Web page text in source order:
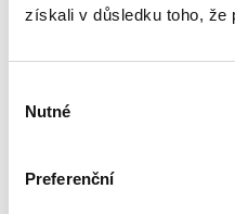
získali v důsledku toho, že
souhlasu
Nutné
Preferenční